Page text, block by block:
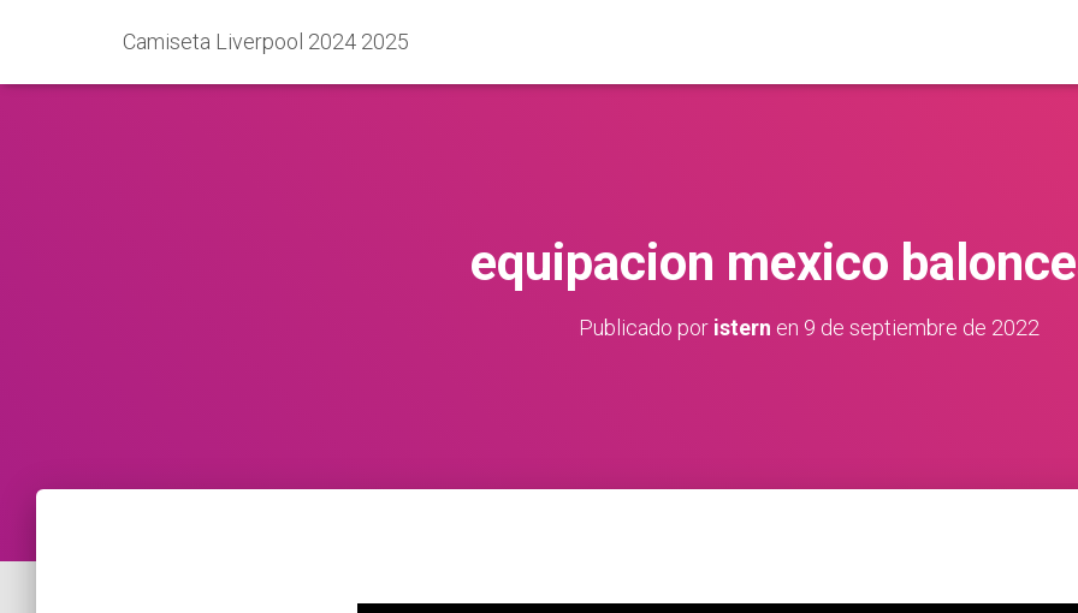
Camiseta Liverpool 2024 2025
equipacion mexico
Publicado por istern en 9 de septiembre de 2022